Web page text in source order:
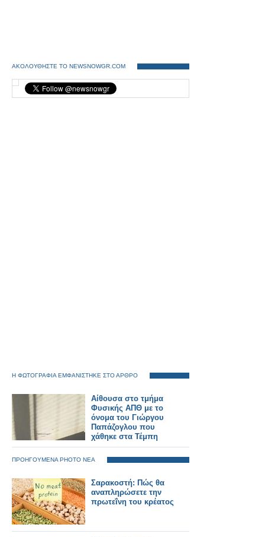
ΑΚΟΛΟΥΘΗΣΤΕ ΤΟ NEWSNOWGR.COM
Η ΦΩΤΟΓΡΑΦΙΑ ΕΜΦΑΝΙΣΤΗΚΕ ΣΤΟ ΑΡΘΡΟ
Αίθουσα στο τμήμα
Φυσικής ΑΠΘ με το
όνομα του Γιώργου
Παπάζογλου που
χάθηκε στα Τέμπη
ΠΡΟΗΓΟΥΜΕΝΑ PHOTO ΝΕΑ
Σαρακοστή: Πώς θα
αναπληρώσετε την
πρωτεΐνη του κρέατος